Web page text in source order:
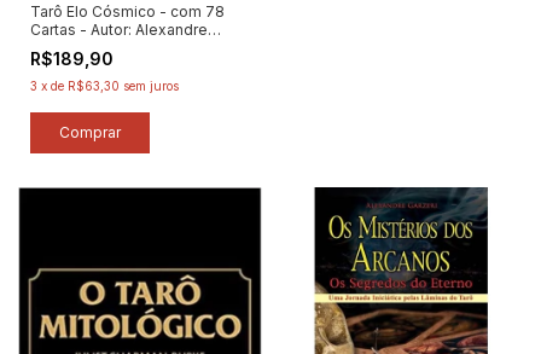
Tarô Elo Cósmico - com 78
Cartas - Autor: Alexandre
Garzeri / Barbara Veneziani
(2024) [novo]
R$189,90
3 x de R$63,30 sem juros